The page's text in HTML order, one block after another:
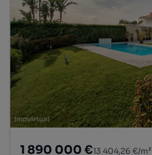
1 890 000 €13 404,26 €/m²